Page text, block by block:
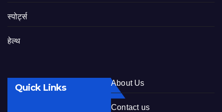
स्पोर्ट्स
हेल्थ
Quick Links About Us
Contact us